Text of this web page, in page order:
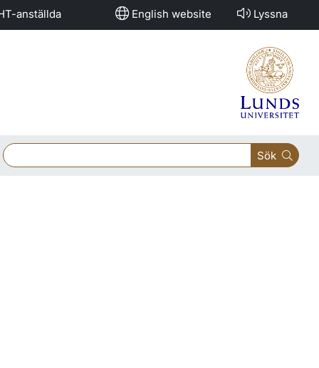
anställda English website Lyssna
Sök